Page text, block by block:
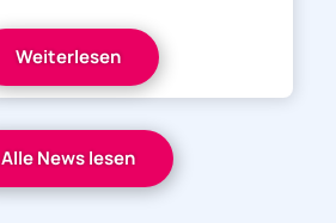
Weiterlesen
Alle News lesen